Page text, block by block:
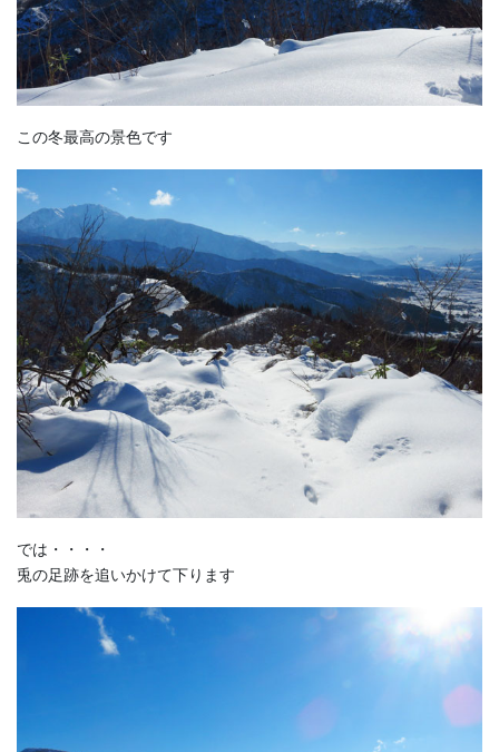
この冬最高の景色です
では・・・・
兎の足跡を追いかけて下ります